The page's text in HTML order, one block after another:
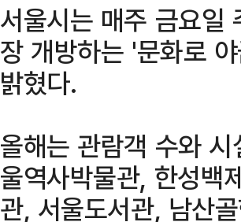
서울시는 매주 금요일
장 개방하는 '문화로
밝혔다.
올해는 관람객 수와
울역사박물관, 한성백
관, 서울도서관, 남산